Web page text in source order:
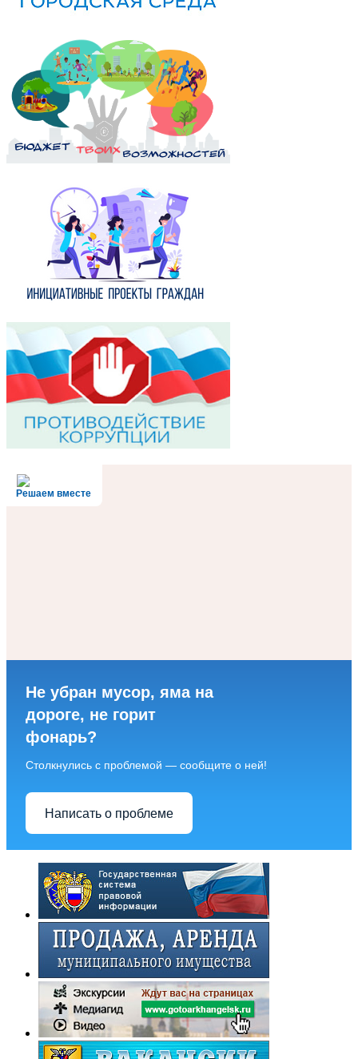
Решаем вместе
Не убран мусор, яма на
дороге, не горит
фонарь?
Столкнулись с проблемой — сообщите о ней!
Написать о проблеме